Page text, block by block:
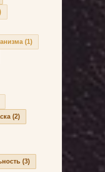
(1)
(2)
(3)